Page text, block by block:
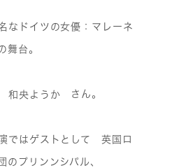
ドイツの女優：マレーネ
舞台。
和央ようか さん。
はゲストとして 英国ロ
のプリンンシパル、